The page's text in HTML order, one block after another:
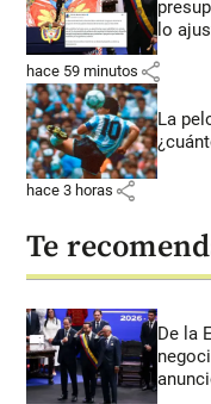
lo
hace 59 minutos share
La
hace 3 horas share
Te
De la